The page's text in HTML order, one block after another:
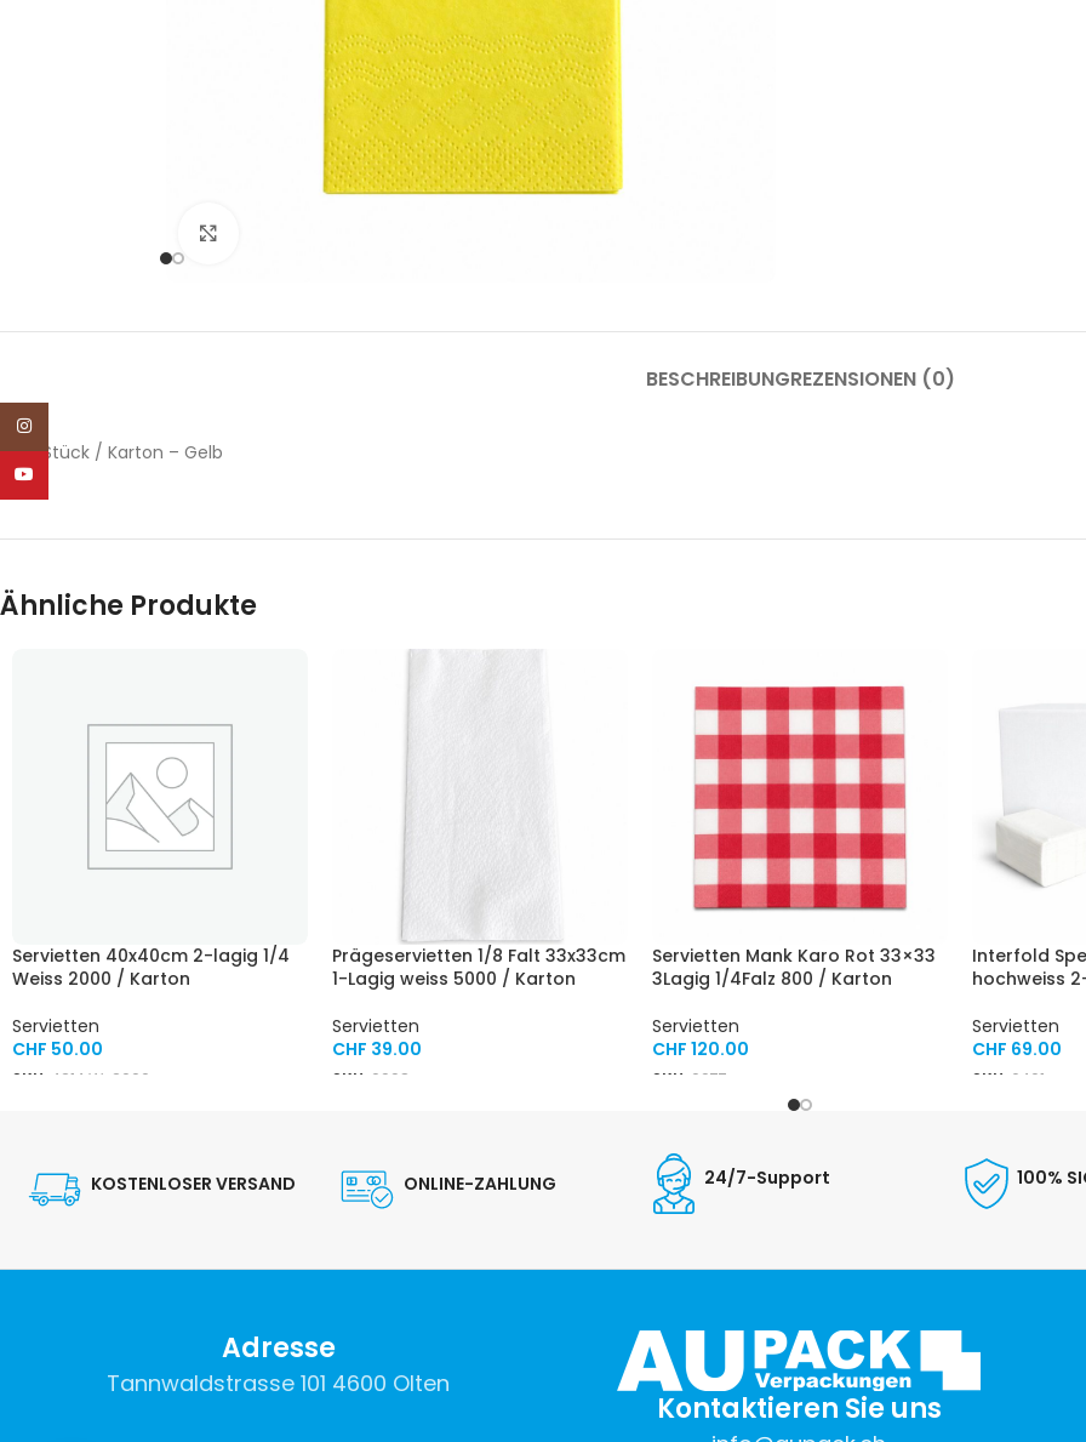
BESCHREIBUNGREZENSIONEN (0)
1000 Stück / Karton – Gelb
Ähnliche Produkte
Servietten 40x40cm 2-lagig 1/4
Weiss 2000 / Karton
Servietten
CHF 50.00
SKU: 4214 W-2000
Prägeservietten 1/8 Falt 33x33cm
1-Lagig weiss 5000 / Karton
Servietten
CHF 39.00
SKU: 0998
Servietten Mank Karo Rot 33×33
3Lagig 1/4Falz 800 / Karton
Servietten
CHF 120.00
SKU: 0977
Interfold
hochweiss
Servietten
CHF 69.00
SKU: 6401
KOSTENLOSER VERSAND ONLINE-ZAHLUNG 24/7-Support 100%
Adresse
Tannwaldstrasse 101 4600 Olten
Kontaktieren Sie uns